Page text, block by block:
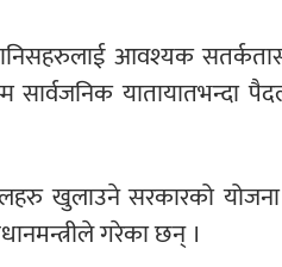
आवश्यक
यातायातभन्दा
खुलाउने सरकारको
गरेका छन् ।